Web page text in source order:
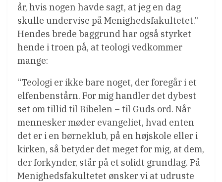
år, hvis nogen havde sagt, at jeg en dag
skulle undervise på Menighedsfakultetet.”
Hendes brede baggrund har også styrket
hende i troen på, at teologi vedkommer
mange:
“Teologi er ikke bare noget, der foregår i et
elfenbenstårn. For mig handler det dybest
set om tillid til Bibelen – til Guds ord. Når
mennesker møder evangeliet, hvad enten
det er i en børneklub, på en højskole eller i
kirken, så betyder det meget for mig, at dem,
der forkynder, står på et solidt grundlag. På
Menighedsfakultetet ønsker vi at udruste